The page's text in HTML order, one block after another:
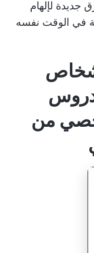
جديدة لإلهام
في الوقت نفسه
دروس
من